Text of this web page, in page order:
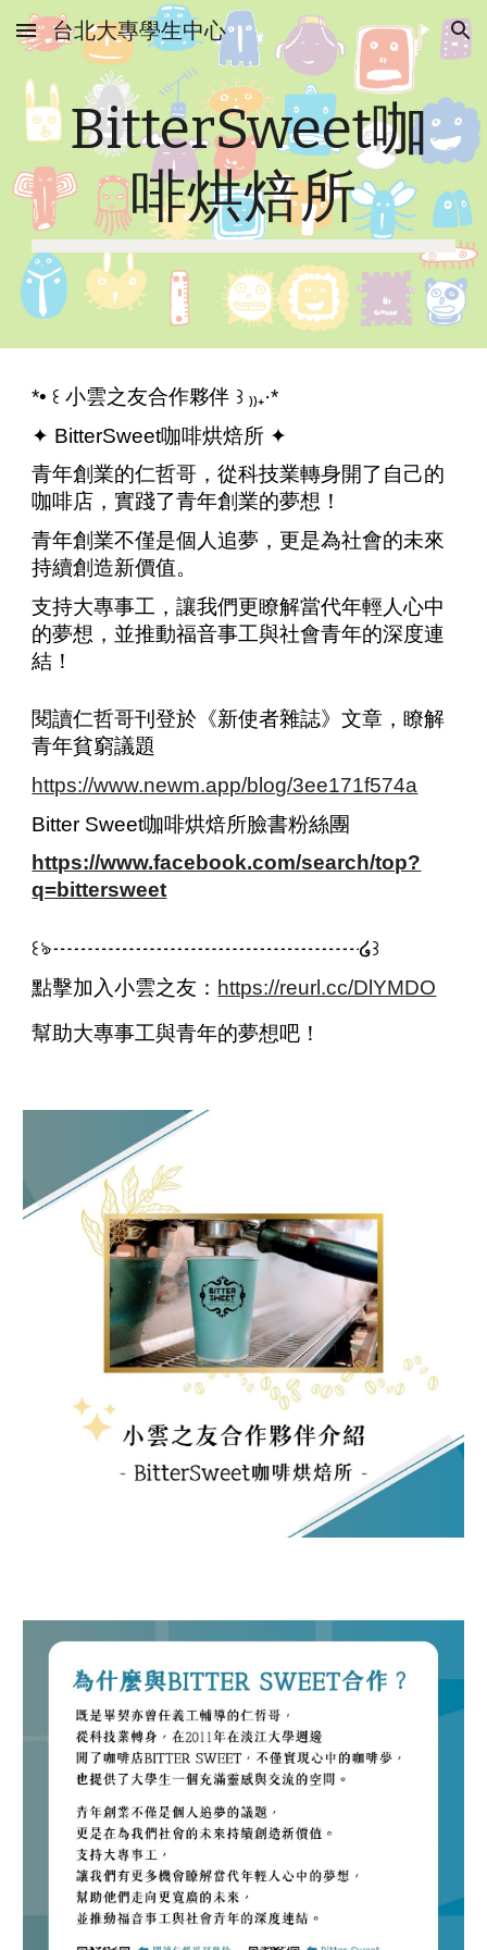
Skip to main content Skip to navigation
台北大專學生中心
BitterSweet咖
啡烘焙所
*• ꒰ 小雲之友合作夥伴 ꒱ ₎₎₊·*
✦ BitterSweet咖啡烘焙所 ✦
青年創業的仁哲哥，從科技業轉身開了自己的
咖啡店，實踐了青年創業的夢想！
青年創業不僅是個人追夢，更是為社會的未來
持續創造新價值。
支持大專事工，讓我們更瞭解當代年輕人心中
的夢想，並推動福音事工與社會青年的深度連
結！
閱讀仁哲哥刊登於《新使者雜誌》文章，瞭解
青年貧窮議題
https://www.newm.app/blog/3ee171f574a
Bitter Sweet咖啡烘焙所臉書粉絲團
https://www.facebook.com/search/top?
q=bittersweet
꒰ঌ┈┈┈┈┈┈┈┈┈┈┈┈┈┈┈໒꒱
點擊加入小雲之友： https://reurl.cc/DlYMDO
幫助大專事工與青年的夢想吧！